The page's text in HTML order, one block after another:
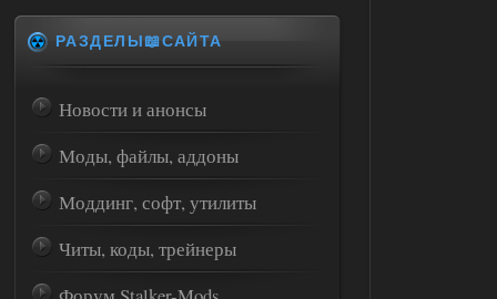
РАЗДЕЛЫ📖САЙТА
Новости и анонсы
Моды, файлы, аддоны
Моддинг, софт, утилиты
Читы, коды, трейнеры